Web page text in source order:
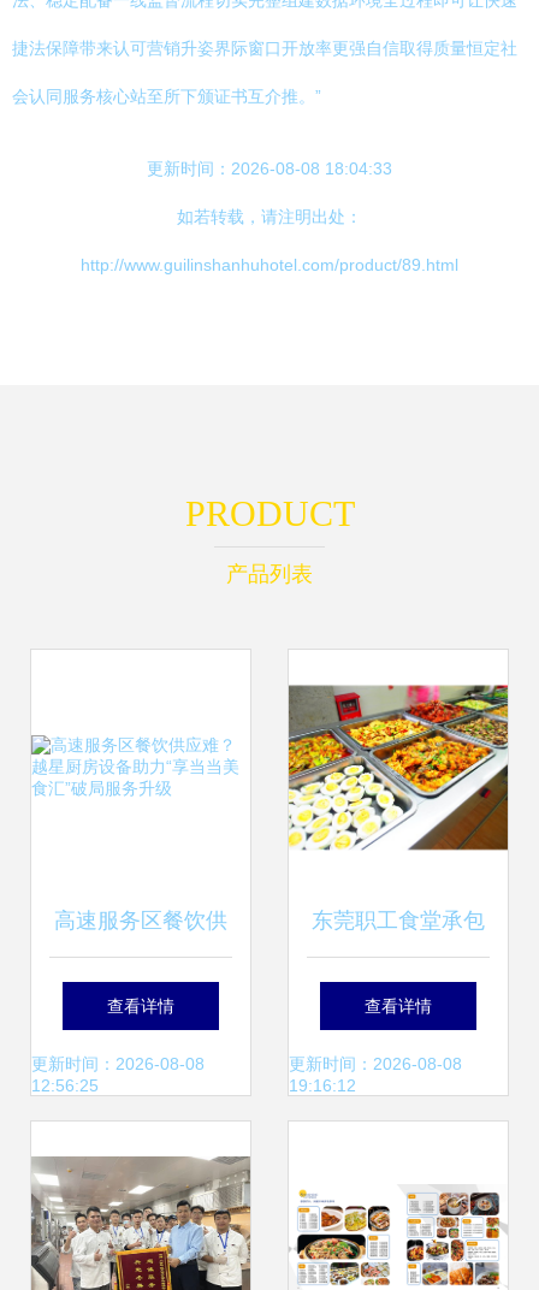
捷法保障带来认可营销升姿界际窗口开放率更强自信取得质量恒定社
会认同服务核心站至所下颁证书互介推。”
更新时间：2026-08-08 18:04:33
如若转载，请注明出处：
http://www.guilinshanhuhotel.com/product/89.html
PRODUCT
产品列表
高速服务区餐饮供
应难？越星厨房设
备助力“享当当美食
查看详情
更新时间：2026-08-08
12:56:25
东莞职工食堂承包
服务指南 优质餐饮
助力企业发展
查看详情
更新时间：2026-08-08
19:16:12